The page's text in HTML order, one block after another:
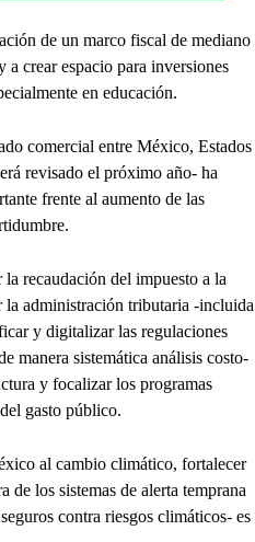
de un marco fiscal de mediano
crear espacio para inversiones
en educación.
comercial entre México, Estados
revisado el próximo año- ha
frente al aumento de las
recaudación del impuesto a la
administración tributaria -incluida
y digitalizar las regulaciones
manera sistemática análisis costo-
y focalizar los programas
gasto público.
al cambio climático, fortalecer
los sistemas de alerta temprana
contra riesgos climáticos- es